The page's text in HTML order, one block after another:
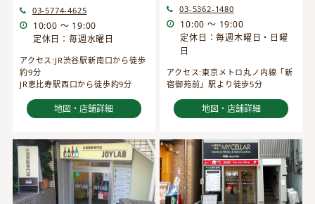
03-5774-4625
10:00 ～ 19:00
定休日：毎週水曜日
アクセス:JR渋谷駅新南口から徒歩
約9分
JR恵比寿駅西口から徒歩約9分
地図・店舗詳細
03-5362-1480
10:00 ～ 19:00
定休日：毎週木曜日・日曜
日
アクセス:東京メトロ丸ノ内線「新
宿御苑前」駅より徒歩5分
地図・店舗詳細